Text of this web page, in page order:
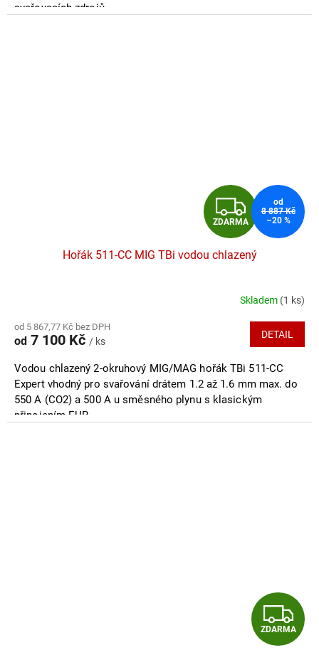
svařovacích zdrojů.
Z
D
A
R
M
A
ZDARMA
od
8 887 Kč
–20 %
Hořák 511-CC MIG TBi vodou chlazený
produktu
je
z
5
hvězdiček.
Skladem (1 ks)
od 5 867,77 Kč bez DPH
od 7 100 Kč / ks
DETAIL
Vodou chlazený 2-okruhový MIG/MAG hořák TBi 511-CC
Expert vhodný pro svařování drátem 1.2 až 1.6 mm max. do
550 A (CO2) a 500 A u směsného plynu s klasickým
připojením EUR.
Z
D
ZDARMA